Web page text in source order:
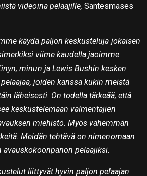
videoina pelaajille, Santesmases
käydä paljon keskusteluja jokaisen
viime kaudella jaoimme
minun ja Lewis Bushin kesken
joiden kanssa kukin meistä
läheisesti. On todella tärkeää, että
keskustelemaan valmentajien
miehistö. Myös vähemmän
Meidän tehtävä on nimenomaan
avauskokoonpanon pelaajiksi.
liittyvät hyvin paljon pelaajan